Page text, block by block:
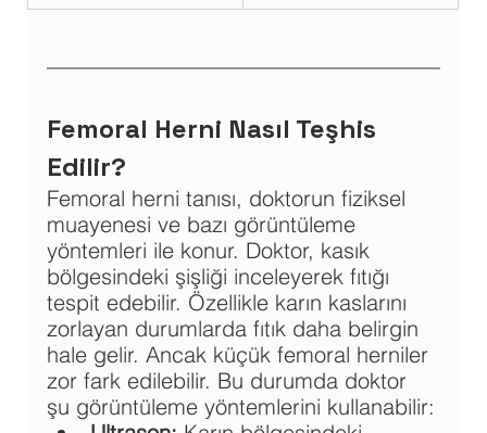
Femoral Herni Nasıl Teşhis
Edilir?
Femoral herni tanısı, doktorun fiziksel
muayenesi ve bazı görüntüleme
yöntemleri ile konur. Doktor, kasık
bölgesindeki şişliği inceleyerek fıtığı
tespit edebilir. Özellikle karın kaslarını
zorlayan durumlarda fıtık daha belirgin
hale gelir. Ancak küçük femoral herniler
zor fark edilebilir. Bu durumda doktor
şu görüntüleme yöntemlerini kullanabilir: